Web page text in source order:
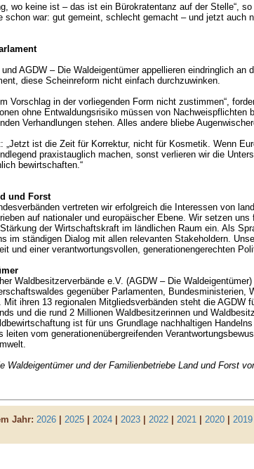
wo keine ist – das ist ein Bürokratentanz auf der Stelle“,
schon war: gut gemeint, schlecht gemacht – und jetzt auch
AGDW – Die Waldeigentümer appellieren eindringlich an
diese Scheinreform nicht einfach durchzuwinken.
Vorschlag in der vorliegenden Form nicht zustimmen“,
ohne Entwaldungsrisiko müssen von Nachweispflichten
Verhandlungen stehen. Alles andere bliebe
„Jetzt ist die Zeit für Korrektur, nicht für Kosmetik. Wenn
praxistauglich machen, sonst verlieren wir die
bewirtschaften.“
und Forst
vertreten wir erfolgreich die Interessen von
auf nationaler und europäischer Ebene. Wir setzen uns
der Wirtschaftskraft im ländlichen Raum ein. Als
im ständigen Dialog mit allen relevanten Stakeholdern.
und einer verantwortungsvollen, generationengerechten
Waldbesitzerverbände e.V. (AGDW – Die
gegenüber Parlamenten, Bundesministerien,
ihren 13 regionalen Mitgliedsverbänden steht die AGDW
und die rund 2 Millionen Waldbesitzerinnen und
ist für uns Grundlage nachhaltigen
vom generationenübergreifenden
Waldeigentümer und der Familienbetriebe Land und Forst
Jahr: 2026| 2025| 2024| 2023| 2022| 2021| 2020| 2019